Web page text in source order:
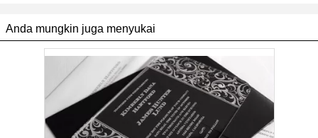
Anda mungkin juga menyukai